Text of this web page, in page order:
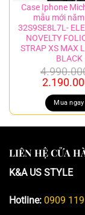
Case Iphone
mẫu mới
32S9SE8L7L-
NOVELTY
STRAP XS MAX
BLACK
Giá
gốc
là:
Mua ngay
LIÊN HỆ CỬA
K&A US STYLE
Hotline: 0909